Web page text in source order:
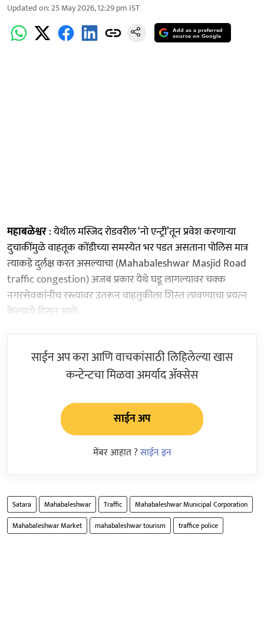
Updated on:25 May 2026, 12:29 pm IST
Add as a preferred
source on Google
महाबळेश्वर: येथील मस्जिद रोडवरील ‘नो एन्ट्री’तून प्रवेश करणाऱ्या
दुचाकींमुळे वाहतूक कोंडीच्‍या समस्‍येत भर पडत असताना पोलिस मात्र
त्‍याकडे दुर्लक्ष करत असल्‍याचा (Mahabaleshwar Masjid Road
traffic congestion) अजब प्रकार येथे घडू लागल्‍यावर चक्‍क
नगरसेवकांनीच रस्त्यावर उतरून वाहतुकीला शिस्‍त लावण्‍याचा प्रयत्‍न
केल्‍याचे दिसून आले.
साईन अप करा आणि वाचकांसाठी लिहिलेल्या खास
कन्टेन्टचा मिळवा अमर्याद ॲक्सेस
साईन अप
मेंबर आहात ?साईन इन
Satara Mahabaleshwar Traffic
Mahabaleshwar Municipal Corporation
Mahabaleshwar Market
mahabaleshwar tourism traffice police